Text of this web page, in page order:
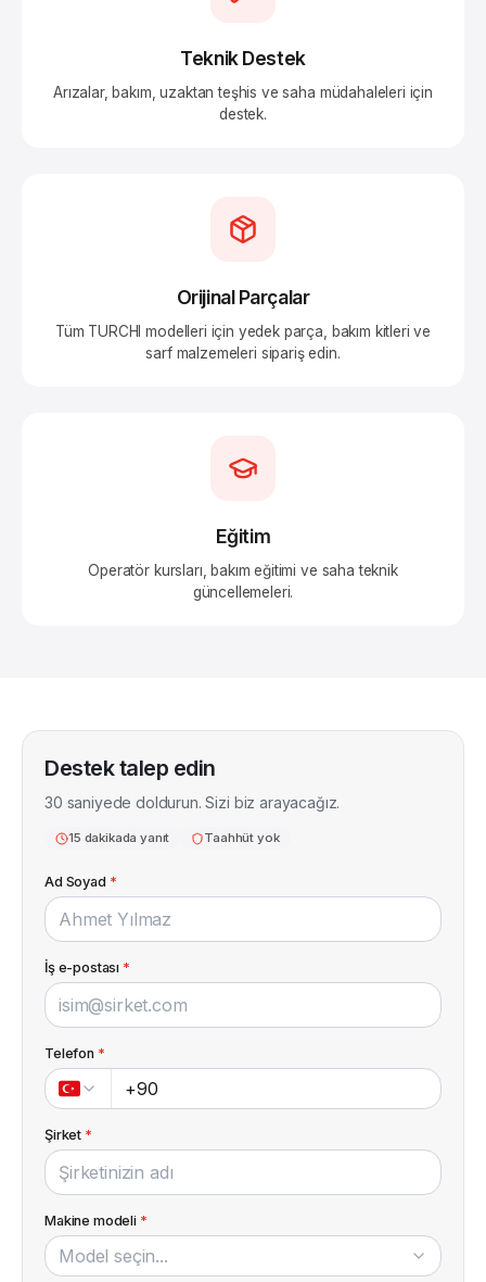
Teknik Destek
Arızalar, bakım, uzaktan teşhis ve saha müdahaleleri için
destek.
Orijinal Parçalar
Tüm TURCHI modelleri için yedek parça, bakım kitleri ve
sarf malzemeleri sipariş edin.
Eğitim
Operatör kursları, bakım eğitimi ve saha teknik
güncellemeleri.
Destek talep edin
30 saniyede doldurun. Sizi biz arayacağız.
15 dakikada yanıt Taahhüt yok
Ad Soyad *
İş e-postası *
Telefon *
Şirket *
Makine modeli*
Model seçin...